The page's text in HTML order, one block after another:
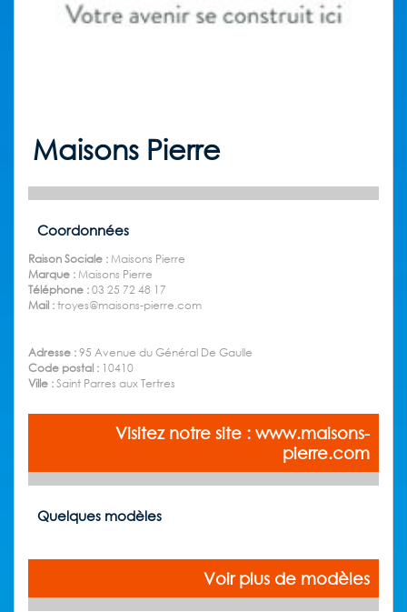
Maisons Pierre
Coordonnées
Raison Sociale :Maisons Pierre
Marque :Maisons Pierre
Téléphone :03 25 72 48 17
Mail :troyes@maisons-pierre.com
Adresse :95 Avenue du Général De Gaulle
Code postal : 10410
Ville :Saint Parres aux Tertres
Visitez notre site : www.maisons-
pierre.com
Quelques modèles
Voir plus de modèles